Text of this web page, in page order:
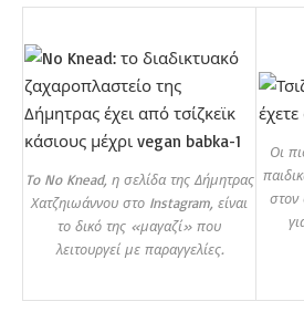
To No Knead, η σελίδα της Δήμητρας
Χατζηιωάννου στο Instagram, είναι
το δικό της «μαγαζί» που
λειτουργεί με παραγγελίες.
Οι
στον